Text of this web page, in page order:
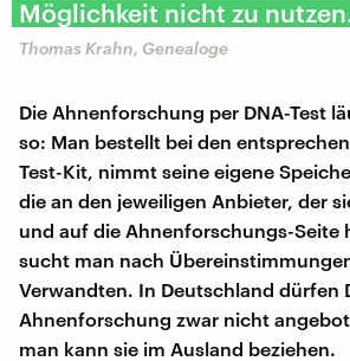
Möglichkeit nicht zu
​Thomas Krahn, Genealoge
Die Ahnenforschung per DNA-Test
so: Man bestellt bei den
Test-Kit, nimmt seine eigene
die an den jeweiligen Anbieter, der
und auf die Ahnenforschungs-Seite
sucht man nach
Verwandten. In Deutschland dürfen
Ahnenforschung zwar nicht
man kann sie im Ausland beziehen.